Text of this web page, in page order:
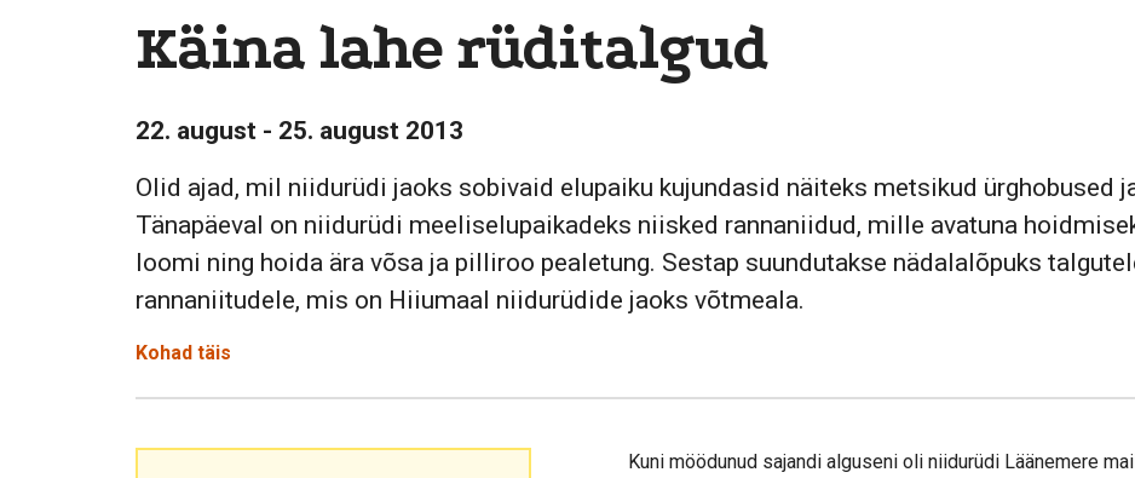
Käina lahe rüditalgud
22. august - 25. august 2013
Olid ajad, mil niidurüdi jaoks sobivaid elupaiku kujundasid näiteks metsikud ürghobused
Tänapäeval on niidurüdi meeliselupaikadeks niisked rannaniidud, mille avatuna
loomi ning hoida ära võsa ja pilliroo pealetung. Sestap suundutakse nädalalõpuks
rannaniitudele, mis on Hiiumaal niidurüdide jaoks võtmeala.
Kohad täis
Kuni möödunud sajandi alguseni oli niidurüdi Läänemere